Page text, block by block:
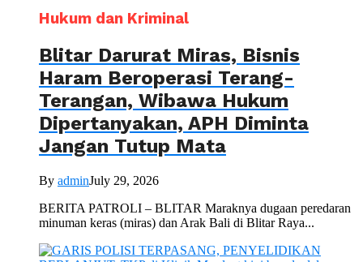
Hukum dan Kriminal
Blitar Darurat Miras, Bisnis
Haram Beroperasi Terang-
Terangan, Wibawa Hukum
Dipertanyakan, APH Diminta
Jangan Tutup Mata
By adminJuly 29, 2026
BERITA PATROLI – BLITAR Maraknya dugaan peredaran
minuman keras (miras) dan Arak Bali di Blitar Raya...